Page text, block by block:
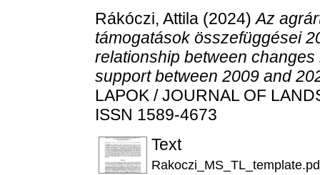
Rákóczi, Attila (2024)Az
támogatások összefüggései
relationship between
support between 2009 and
LAPOK / JOURNAL OF
ISSN 1589-4673
Text